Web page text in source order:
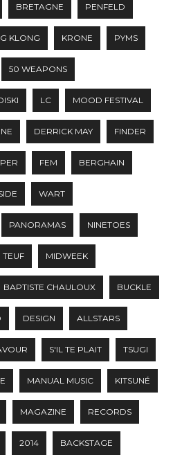
BRETAGNE PENFELD
KLONG KRONE PYMS
50 WEAPONS
LC MOOD FESTIVAL
DERRICK MAY FINDER
FEM BERGHAIN
WART
PANORAMAS NINETOES
TEUF MIDWEEK
BAPTISTE CHAULOUX BUCKLE
DESIGN ALLSTARS
S'IL TE PLAIT TSUGI
MANUAL MUSIC KITSUNÉ
MAGAZINE RECORDS
2014 BACKSTAGE